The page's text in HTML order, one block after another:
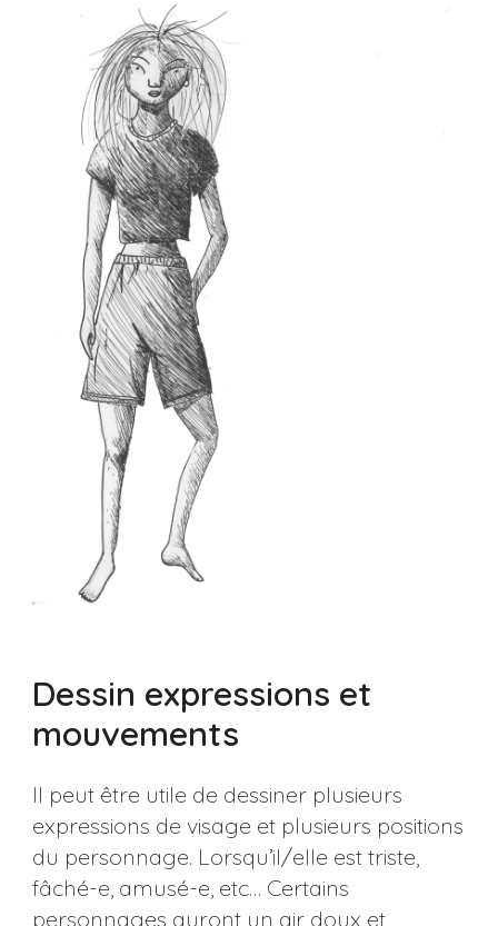
Dessin expressions et
mouvements
Il peut être utile de dessiner plusieurs
expressions de visage et plusieurs positions
du personnage. Lorsqu’il/elle est triste,
fâché-e, amusé-e, etc… Certains
personnages auront un air doux et